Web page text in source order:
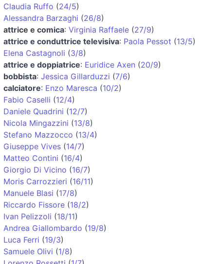
Claudia Ruffo (24/5)
Alessandra Barzaghi (26/8)
attrice e comica: Virginia Raffaele (27/9)
attrice e conduttrice televisiva: Paola Pessot (13/5)
Elena Castagnoli (3/8)
attrice e doppiatrice: Euridice Axen (20/9)
bobbista: Jessica Gillarduzzi (7/6)
calciatore: Enzo Maresca (10/2)
Fabio Caselli (12/4)
Daniele Quadrini (12/7)
Nicola Mingazzini (13/8)
Stefano Mazzocco (13/4)
Giuseppe Vives (14/7)
Matteo Contini (16/4)
Giorgio Di Vicino (16/7)
Moris Carrozzieri (16/11)
Manuele Blasi (17/8)
Riccardo Fissore (18/2)
Ivan Pelizzoli (18/11)
Andrea Giallombardo (19/8)
Luca Ferri (19/3)
Samuele Olivi (1/8)